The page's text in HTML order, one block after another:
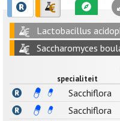
Lactobacillus
Saccharomyces
specialiteit
Sacchiflora
Sacchiflora